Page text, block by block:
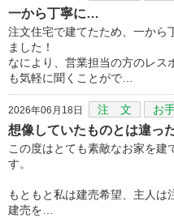
一から丁寧に…
注文住宅で建てたため、一から
ました！
なにより、営業担当の方のレス
も気軽に聞くことがで…
2026年06月18日 注 文 お
想像していたものとは違っ
この度はとても素敵なお家を建
す。
もともと私は建売希望、主人は
建売を…